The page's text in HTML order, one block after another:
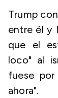
Trump
entre él y
que el
loco" al
fuese
ahora".